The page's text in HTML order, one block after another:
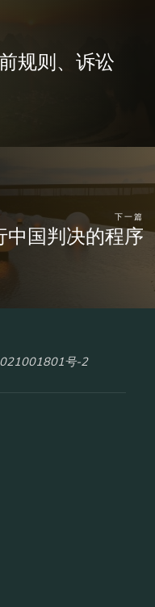
规则、诉讼
下一篇
中国判决的程序
号-2